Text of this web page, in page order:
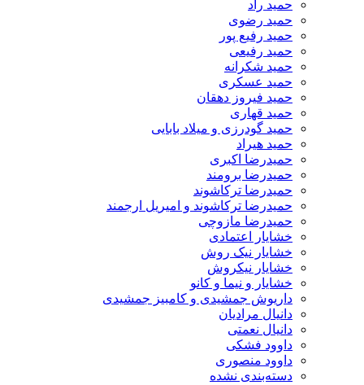
حمید راد
حمید رضوی
حمید رفیع پور
حمید رفیعی
حمید شکرانه
حمید عسکری
حمید فیروز دهقان
حمید قهاری
حمید گودرزی و میلاد بابایی
حمید هیراد
حمیدرضا اکبری
حمیدرضا برومند
حمیدرضا ترکاشوند
حمیدرضا ترکاشوند و امیریل ارجمند
حمیدرضا مازوچی
خشایار اعتمادی
خشایار نیک روش
خشایار نیکروش
خشایار و نیما و کانو
داریوش جمشیدی و کامبیز جمشیدی
دانیال مرادیان
دانیال نعمتی
داوود فشکی
داوود منصوری
دسته‌بندی نشده